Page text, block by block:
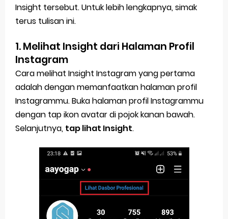
Insight tersebut. Untuk lebih lengkapnya, simak
terus tulisan ini.
1. Melihat Insight dari Halaman Profil
Instagram
Cara melihat Insight Instagram yang pertama
adalah dengan memanfaatkan halaman profil
Instagrammu. Buka halaman profil Instagrammu
dengan tap ikon avatar di pojok kanan bawah.
Selanjutnya, tap lihat Insight.